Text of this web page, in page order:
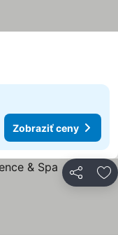
Zobraziť ceny
Zdieľať